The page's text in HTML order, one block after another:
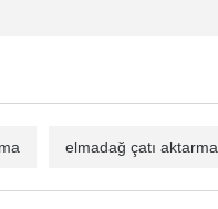
elmadağ çatı aktarma